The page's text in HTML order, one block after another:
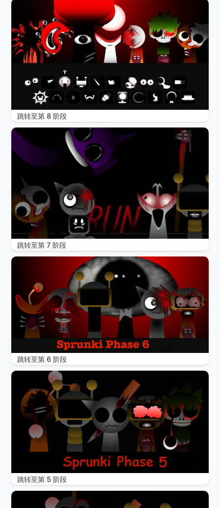
跳转至第 8 阶段
跳转至第 7 阶段
跳转至第 6 阶段
跳转至第 5 阶段